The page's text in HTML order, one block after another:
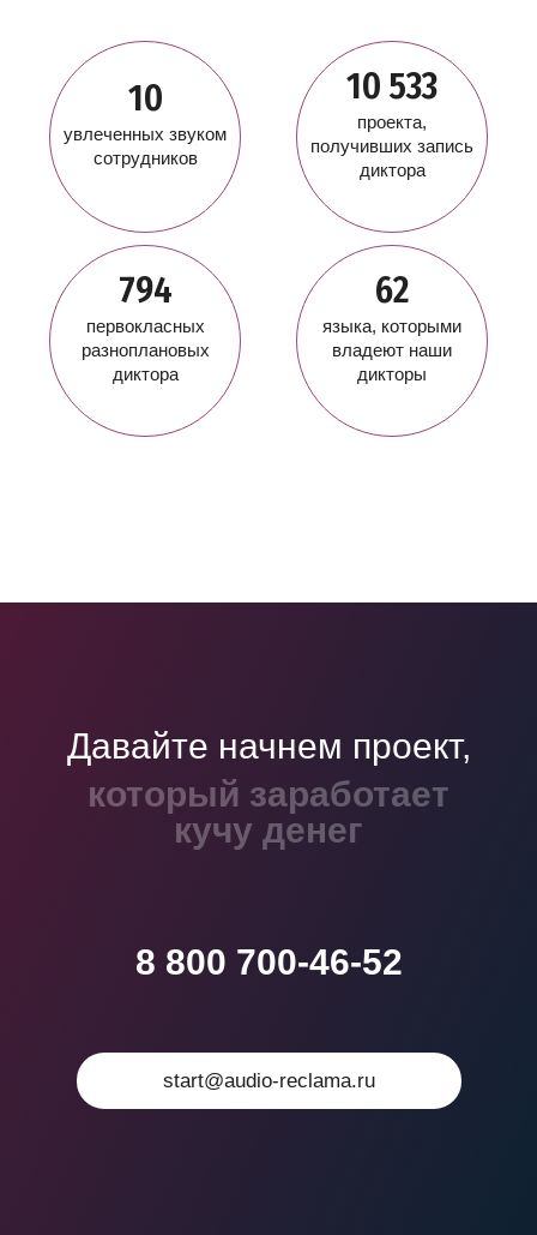
10
увлеченных звуком
сотрудников
10 533
проекта,
получивших запись
диктора
794
первокласных
разноплановых
диктора
62
языка, которыми
владеют наши
дикторы
Давайте начнем проект,
который войдет в
учебники
8 800 700-46-52
start@audio-reclama.ru